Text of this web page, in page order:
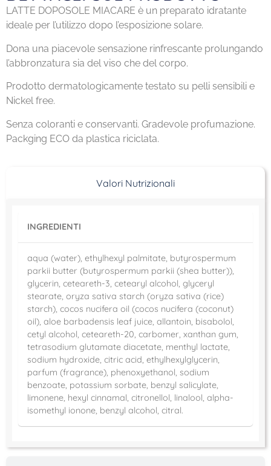
LATTE DOPOSOLE MIACARE è un preparato idratante
ideale per l’utilizzo dopo l’esposizione solare.
Dona una piacevole sensazione rinfrescante prolungando
l’abbronzatura sia del viso che del corpo.
Prodotto dermatologicamente testato su pelli sensibili e
Nickel free.
Senza coloranti e conservanti. Gradevole profumazione.
Packging ECO da plastica riciclata.
Valori Nutrizionali
INGREDIENTI
aqua (water), ethylhexyl palmitate, butyrospermum
parkii butter (butyrospermum parkii (shea butter)),
glycerin, ceteareth-3, cetearyl alcohol, glyceryl
stearate, oryza sativa starch (oryza sativa (rice)
starch), cocos nucifera oil (cocos nucifera (coconut)
oil), aloe barbadensis leaf juice, allantoin, bisabolol,
cetyl alcohol, ceteareth-20, carbomer, xanthan gum,
tetrasodium glutamate diacetate, menthyl lactate,
sodium hydroxide, citric acid, ethylhexylglycerin,
parfum (fragrance), phenoxyethanol, sodium
benzoate, potassium sorbate, benzyl salicylate,
limonene, hexyl cinnamal, citronellol, linalool, alpha-
isomethyl ionone, benzyl alcohol, citral.